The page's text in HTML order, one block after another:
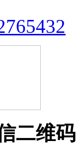
二维码